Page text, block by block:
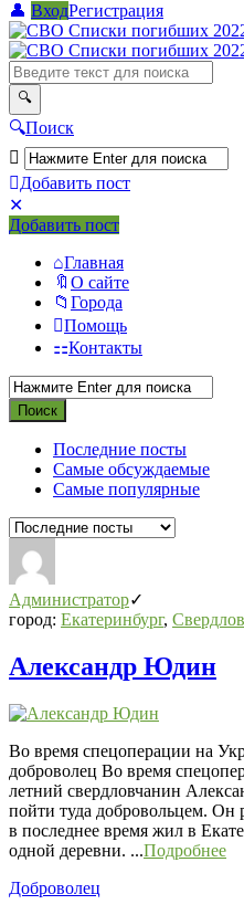
ВходРегистрация
СВО
Списки
погибших
2022-
2026,
Новости
СВО
Поиск
Добавить пост
Мобильное
меню
Добавить пост
Главная
О сайте
Города
Помощь
Контакты
Последние посты
Самые обсуждаемые
Самые популярные
Администратор
город: Екатеринбург,
Александр Юдин
Во время спецоперации на
доброволец Во время
летний свердловчанин
пойти туда добровольцем. Он
в последнее время жил в
одной деревни. ...Подробнее
Доброволец